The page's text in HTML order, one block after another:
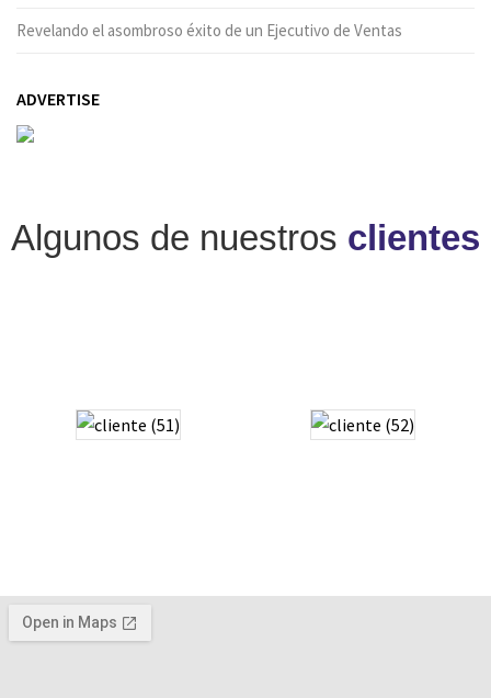
Revelando el asombroso éxito de un Ejecutivo de Ventas
ADVERTISE
Algunos de nuestros clientes